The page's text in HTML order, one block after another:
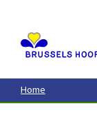
contenu
principal
Home